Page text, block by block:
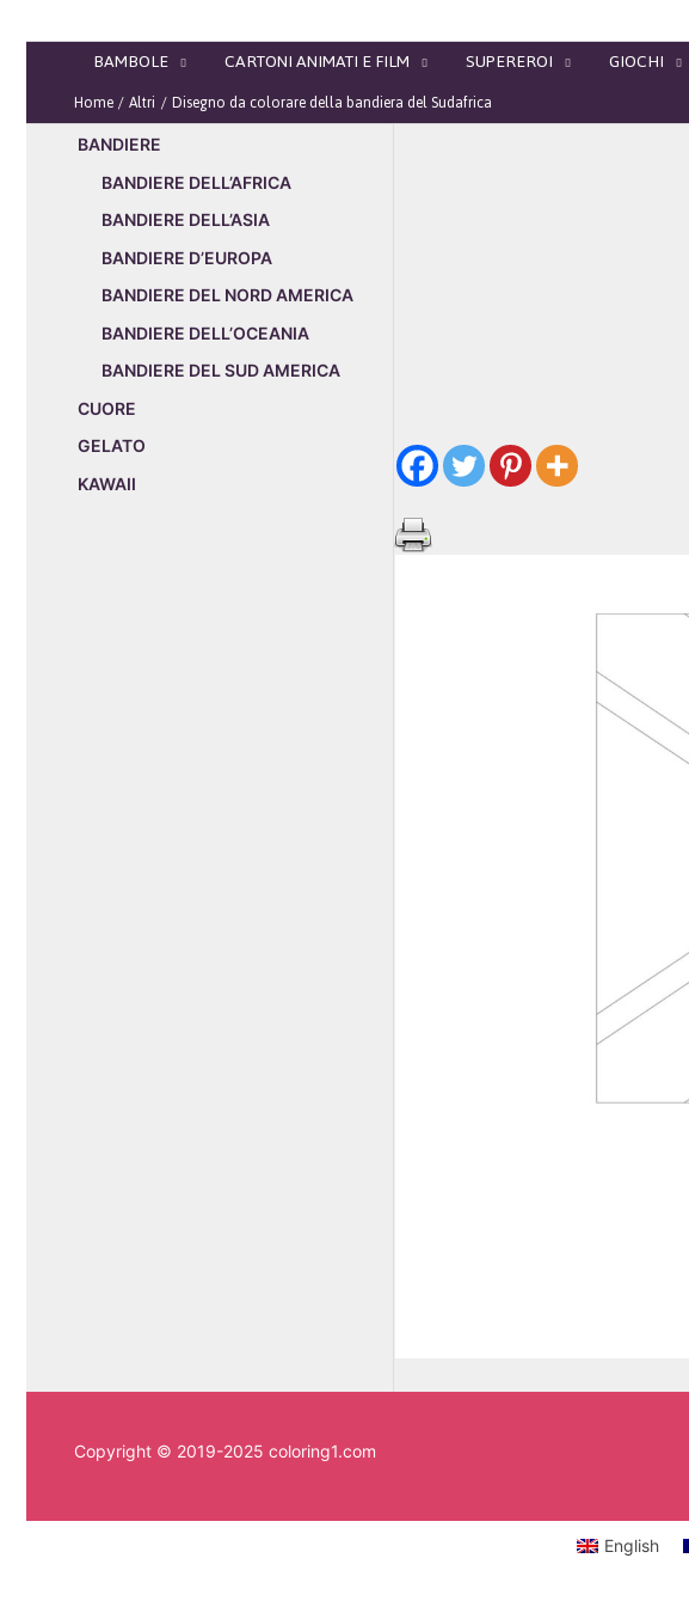
BAMBOLE CARTONI ANIMATI E FILM SUPEREROI GIOCHI
Home Altri Disegno da colorare della bandiera del Sudafrica
BANDIERE
BANDIERE DELL’AFRICA
BANDIERE DELL’ASIA
BANDIERE D’EUROPA
BANDIERE DEL NORD AMERICA
BANDIERE DELL’OCEANIA
BANDIERE DEL SUD AMERICA
CUORE
GELATO
KAWAII
Copyright © 2019-2025 coloring1.com
English